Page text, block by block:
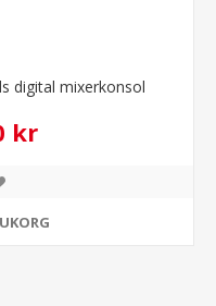
digital mixerkonsol
kr